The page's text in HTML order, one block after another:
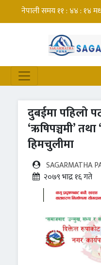
दुबईमा पहिलो
‘ऋषिपञ्चमी’
हिमचुलीमा
SAGARMATHA
२०७९ भाद्र १६ गते